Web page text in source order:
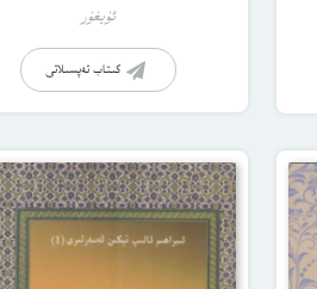
ئۇيغۇر
كىتاب تەپسىلاتى